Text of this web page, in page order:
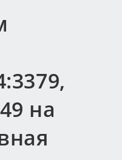
на